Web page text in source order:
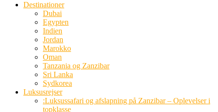
Destinationer
Dubai
Egypten
Indien
Jordan
Marokko
Oman
Tanzania og Zanzibar
Sri Lanka
Sydkorea
Luksusrejser
:Luksussafari og afslapning på Zanzibar – Oplevelser i
topklasse